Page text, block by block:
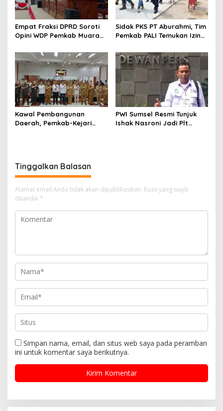
Empat Fraksi DPRD Soroti
Opini WDP Pemkab Muara
Kelola Keuangan
Sidak PKS PT Aburahmi, Tim
Pemkab PALI Temukan Izin
Kawal Pembangunan
Daerah, Pemkab-Kejari
PWI Sumsel Resmi Tunjuk
Ishak Nasroni Jadi Plt
Tinggalkan Balasan
Alamat email Anda tidak akan dipublikasikan. Ruas yang wajib
ditandai *
Simpan nama, email, dan situs web saya pada peramban
ini untuk komentar saya berikutnya.